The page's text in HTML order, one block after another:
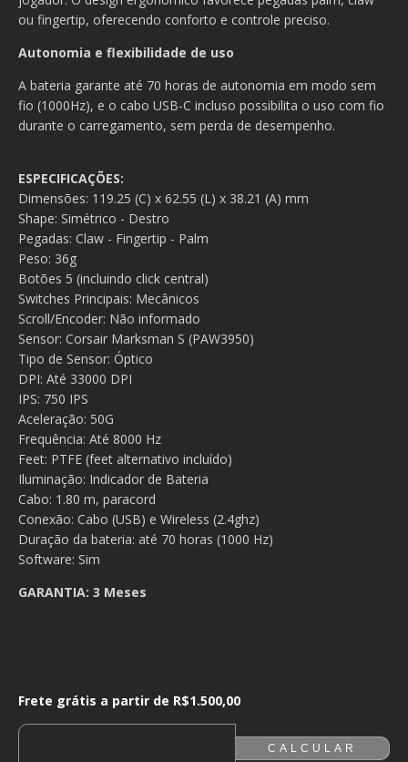
ou fingertip, oferecendo conforto e controle preciso.
Autonomia e flexibilidade de uso
A bateria garante até 70 horas de autonomia em modo sem
fio (1000Hz), e o cabo USB-C incluso possibilita o uso com fio
durante o carregamento, sem perda de desempenho.
ESPECIFICAÇÕES:
Dimensões: 119.25 (C) x 62.55 (L) x 38.21 (A) mm
Shape: Simétrico - Destro
Pegadas: Claw - Fingertip - Palm
Peso: 36g
Botões 5 (incluindo click central)
Switches Principais: Mecânicos
Scroll/Encoder: Não informado
Sensor: Corsair Marksman S (PAW3950)
Tipo de Sensor: Óptico
DPI: Até 33000 DPI
IPS: 750 IPS
Aceleração: 50G
Frequência: Até 8000 Hz
Feet: PTFE (feet alternativo incluído)
Iluminação: Indicador de Bateria
Cabo: 1.80 m, paracord
Conexão: Cabo (USB) e Wireless (2.4ghz)
Duração da bateria: até 70 horas (1000 Hz)
Software: Sim
GARANTIA: 3 Meses
Frete grátis a partir deR$1.500,00
ALTERAR CEP
Frete grátis a partir de R$1.500,00
CALCULAR